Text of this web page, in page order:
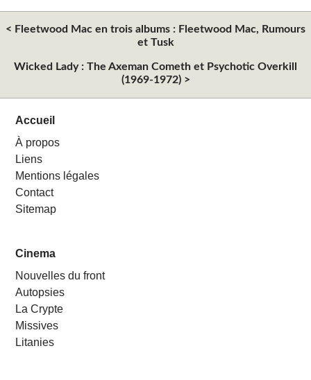
< Fleetwood Mac en trois albums : Fleetwood Mac, Rumours
et Tusk
Wicked Lady : The Axeman Cometh et Psychotic Overkill
(1969-1972) >
Accueil
À propos
Liens
Mentions légales
Contact
Sitemap
Cinema
Nouvelles du front
Autopsies
La Crypte
Missives
Litanies